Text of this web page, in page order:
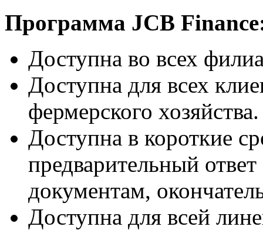
Программа JCB
Доступна во всех
Доступна для всех
фермерского хозяйства.
Доступна в короткие
предварительный
документам,
Доступна для всей